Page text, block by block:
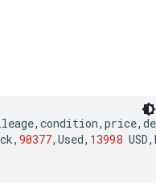
, condition, price,
, 90377, Used, 13998 USD,